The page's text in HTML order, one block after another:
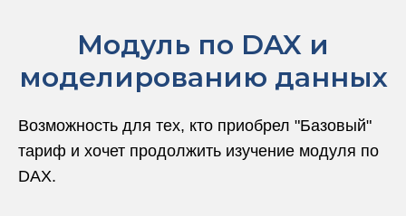
Модуль по DAX и
моделированию данных
Возможность для тех, кто приобрел "Базовый"
тариф и хочет продолжить изучение модуля по
DAX.